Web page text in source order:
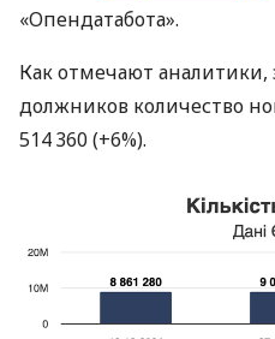
«Опендатабота».
Как отмечают аналитики,
должников количество
514 360 (+6%).